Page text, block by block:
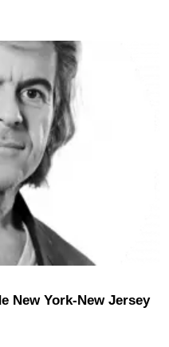
New York-New Jersey